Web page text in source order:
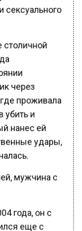
через
проживала
убить и
нанес ей
удары,
мужчина с
года, он с
еще с